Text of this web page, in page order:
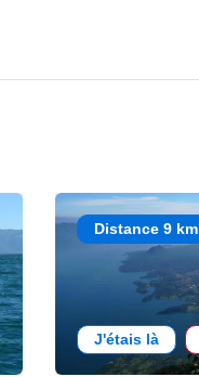
Distance 9 km
J'étais là